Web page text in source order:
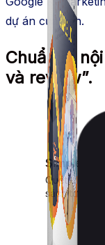
Simple UID
Quét UID
sách tương
dự án của bạn.
Chuẩn bị
và review”.